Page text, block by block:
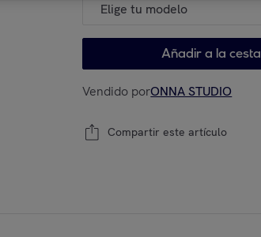
Elige tu modelo
Añadir a la cesta
Vendido porONNA STUDIO
Compartir este artículo